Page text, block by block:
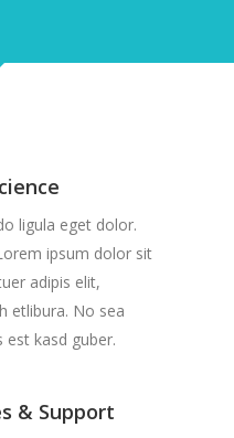
ligula eget dolor.
ipsum dolor sit
adipis elit,
etlibura. No sea
kasd guber.
& Support